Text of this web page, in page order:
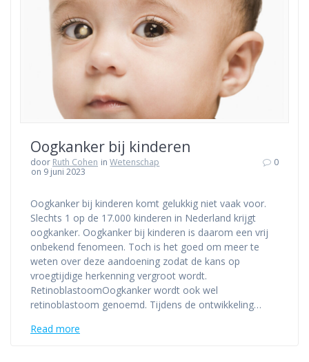
Oogkanker bij kinderen
door Ruth Cohen inWetenschap
on 9 juni 2023
0
Oogkanker bij kinderen komt gelukkig niet vaak voor.
Slechts 1 op de 17.000 kinderen in Nederland krijgt
oogkanker. Oogkanker bij kinderen is daarom een vrij
onbekend fenomeen. Toch is het goed om meer te
weten over deze aandoening zodat de kans op
vroegtijdige herkenning vergroot wordt.
RetinoblastoomOogkanker wordt ook wel
retinoblastoom genoemd. Tijdens de ontwikkeling…
Read more